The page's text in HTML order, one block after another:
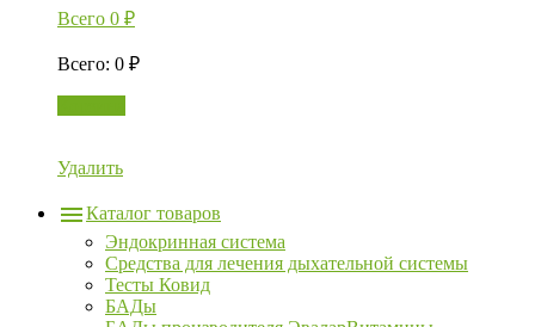
Всего 0 ₽
Всего: 0 ₽
Удалить
Каталог товаров
Эндокринная система
Средства для лечения дыхательной системы
Тесты Ковид
БАДы